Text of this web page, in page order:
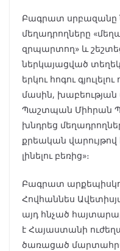
Բագրատ սրբազանը
մեղադրողները
զրպարտող» և
ներկայացված
երկու հոգու
մասին, խաբեության
Պաշտպան Միհրան
խնդրեց
քրեական
լինելու բեռից»։
Բագրատ
Հովհաննես
այդ հնչած
է Հայաստանի
ծառացած